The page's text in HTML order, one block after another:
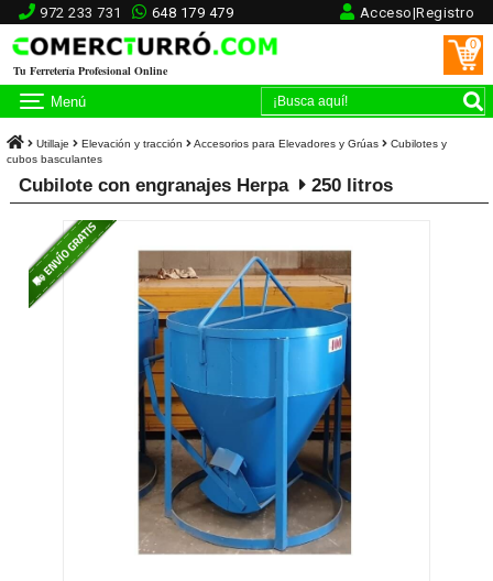
972 233 731 648 179 479 Acceso|Registro
Tu Ferretería Profesional Online
0
Menú
Utillaje Elevación y tracción Accesorios para Elevadores y Grúas
Cubilotes y
cubos basculantes
Cubilote con engranajes Herpa 250 litros